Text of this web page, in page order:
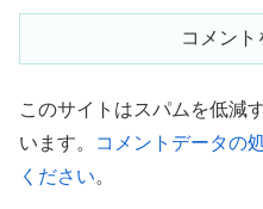
コメント
このサイトはスパムを低減
います。
コメントデータの
ください。